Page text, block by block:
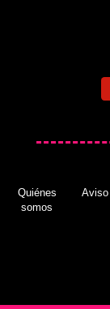
Quiénes
somos
Aviso